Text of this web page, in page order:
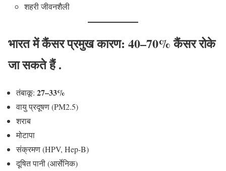
शहरी जीवनशैली
भारत में कैंसर प्रमुख कारण: 40–70% कैंसर रोके
जा सकते हैं .
तंबाकू: 27–33%
वायु प्रदूषण (PM2.5)
शराब
मोटापा
संक्रमण (HPV, Hep-B)
दूषित पानी (आर्सेनिक)